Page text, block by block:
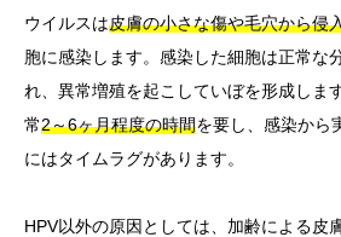
ウイルスは皮膚の小さな傷や毛穴から侵
胞に感染します。感染した細胞は正常な
れ、異常増殖を起こしていぼを形成しま
常2～6ヶ月程度の時間を要し、感染から
にはタイムラグがあります。
HPV以外の原因としては、加齢による皮